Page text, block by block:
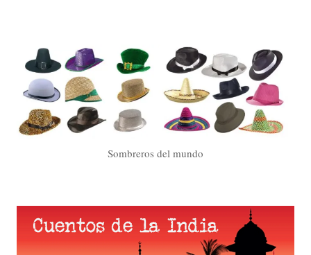
Sombreros del mundo